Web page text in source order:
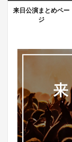
来日公演まとめペー
ジ